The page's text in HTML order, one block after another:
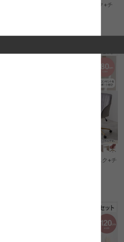
【デスクセット】Nina+Jolly デスク+チ
¥18,998
【デスクセット】Lino+Maisie デスク+チ